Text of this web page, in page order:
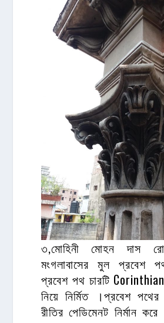
৩,মোহিনী মোহন দাস
মংগলাবাসের মুল প্রবেশ পথ
প্রবেশ পথ চারটি
নিয়ে নির্মিত ।প্রবেশ
রীতির পেডিমেনট নির্মান